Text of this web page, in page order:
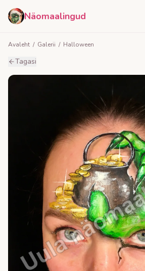
Näomaalingud
Avaleht / Galerii / Halloween
Tagasi